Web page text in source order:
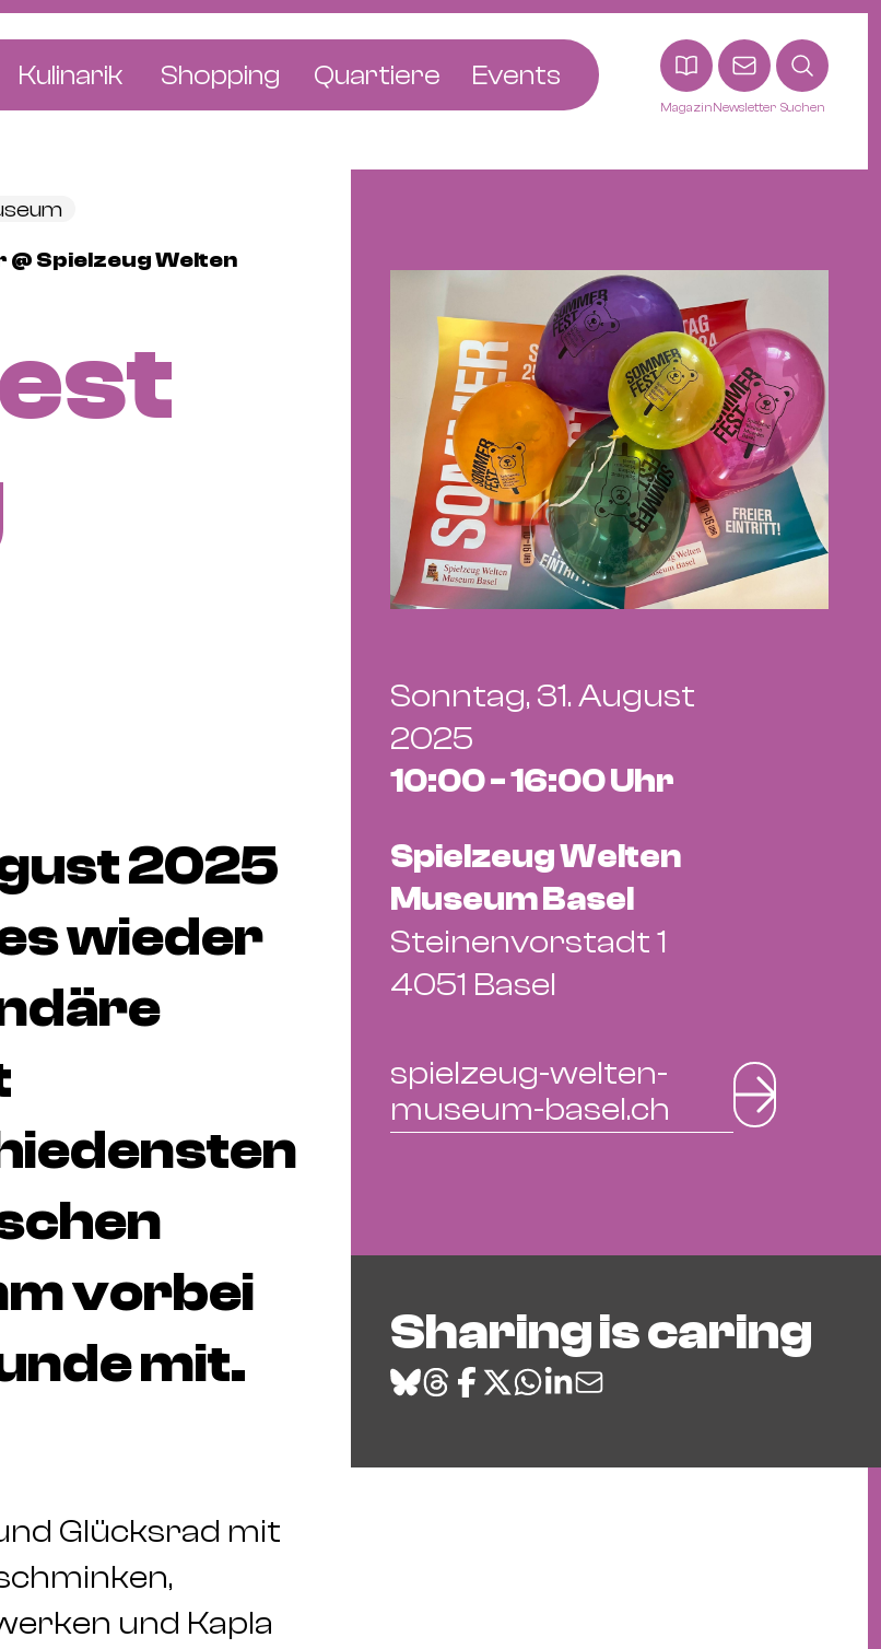
MagazinNewsletter Suchen
Kulinarik
Bäckereien & Konditoreien
Shopping
Schmuck & Uhren
Quartiere
Kleinbasel
St. Johann
Wettstein
Events
@ Spielzeug Welten
2025
wieder
vorbei
mit.
Glücksrad mit
und Kapla
Sonntag, 31. August
2025
10:00 - 16:00 Uhr
Spielzeug Welten
Museum Basel
Steinenvorstadt 1
4051 Basel
spielzeug-welten-
museum-basel.ch
Sharing is caring